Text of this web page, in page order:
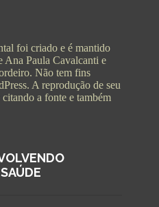
foi criado e é mantido
Ana Paula Cavalcanti e
Não tem fins
A reprodução de seu
a fonte e também